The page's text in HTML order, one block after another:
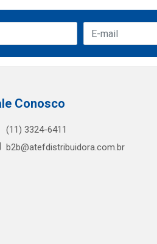
Conosco
(11) 3324-6411
b2b@atefdistribuidora.com.br